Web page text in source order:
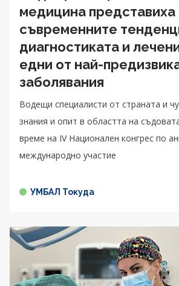
медицина представиха
съвременните
диагностиката и
едни от най-
заболявания
Водещи специалисти от страната и
знания и опит в областта на
време на IV Национален конгрес по
международно участие
УМБАЛ Токуда